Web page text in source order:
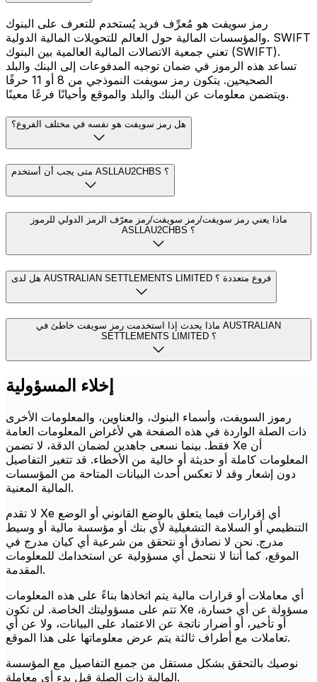
رمز سويفت هو مُعرِّف فريد يُستخدم للتعرف على البنوك
والمؤسسات المالية حول العالم للتحويلات المالية الدولية. SWIFT
تعني جمعية الاتصالات المالية العالمية بين البنوك (SWIFT).
تساعد هذه الرموز في ضمان توجيه المدفوعات إلى البنك والبلد
الصحيحين. يتكون رمز سويفت النموذجي من 8 أو 11 حرفًا
ويتضمن معلومات عن البنك والبلد والموقع وأحيانًا فرعًا معينًا.
هل رمز سويفت هو نفسه في مختلف الفروع؟
متى يجب أن أستخدم ASLLAU2CHBS ؟
ماذا يعني رمز سويفت/رمز سويفت/رمز معرّف الرمز الدولي للرموز
ASLLAU2CHBS ؟
هل لدى AUSTRALIAN SETTLEMENTS LIMITED فروع متعددة ؟
ماذا يحدث إذا استخدمت رمز سويفت خاطئ في AUSTRALIAN
SETTLEMENTS LIMITED ؟
إخلاء المسؤولية
رموز السويفت، وأسماء البنوك، والعناوين، والمعلومات الأخرى
ذات الصلة الواردة في هذه الصفحة هي لأغراض المعلومات العامة
فقط. بينما نسعى جاهدين لضمان الدقة، لا تضمن Xe أن
المعلومات كاملة أو حديثة أو خالية من الأخطاء. قد تتغير التفاصيل
دون إشعار وقد لا تعكس أحدث البيانات المتاحة من المؤسسات
المالية المعنية.
لا تقدم Xe أي إقرارات فيما يتعلق بالوضع القانوني أو الوضع
التنظيمي أو السلامة التشغيلية لأي بنك أو مؤسسة مالية أو وسيط
مدرج. نحن لا نصادق أو نتحقق من شرعية أي كيان مدرج في
الموقع، كما أننا لا نتحمل أي مسؤولية عن استخدامك للمعلومات
المقدمة.
أي معاملات أو قرارات مالية يتم اتخاذها بناءً على هذه المعلومات
تتم على مسؤوليتك الخاصة. لن تكون Xe مسؤولة عن أي خسارة،
أو تأخير، أو أضرار ناتجة عن الاعتماد على البيانات، ولا عن أي
تعاملات مع أطراف ثالثة يتم عرض معلوماتها على هذا الموقع.
نوصيك بالتحقق بشكل مستقل من جميع التفاصيل مع المؤسسة
المالية ذات الصلة قبل بدء أي معاملة.